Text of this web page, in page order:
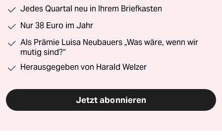
Jedes Quartal neu in Ihrem Briefkasten
Nur 38 Euro im Jahr
Als Prämie Luisa Neubauers „Was wäre, wenn wir
mutig sind?“
Herausgegeben von Harald Welzer
Jetzt abonnieren